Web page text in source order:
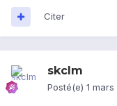
Citer
skclm
Posté(e) 1 mars